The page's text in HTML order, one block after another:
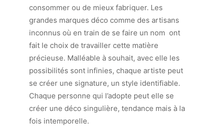
consommer ou de mieux fabriquer. Les
grandes marques déco comme des artisans
inconnus où en train de se faire un nom ont
fait le choix de travailler cette matière
précieuse. Malléable à souhait, avec elle les
possibilités sont infinies, chaque artiste peut
se créer une signature, un style identifiable.
Chaque personne qui l’adopte peut elle se
créer une déco singulière, tendance mais à la
fois intemporelle.